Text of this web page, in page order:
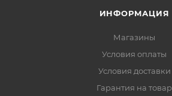
ИНФОРМАЦИЯ
Магазины
Условия оплаты
Условия доставки
Гарантия на товар